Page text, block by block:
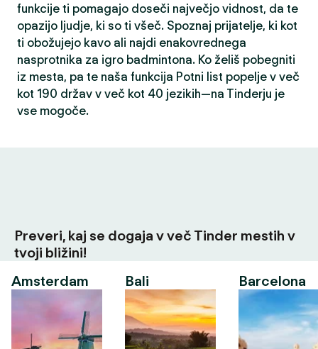
funkcije ti pomagajo doseči največjo vidnost, da te
opazijo ljudje, ki so ti všeč. Spoznaj prijatelje, ki kot
ti obožujejo kavo ali najdi enakovrednega
nasprotnika za igro badmintona. Ko želiš pobegniti
iz mesta, pa te naša funkcija Potni list popelje v več
kot 190 držav v več kot 40 jezikih—na Tinderju je
vse mogoče.
Preveri, kaj se dogaja v več Tinder mestih v
tvoji bližini!
Amsterdam
Bali Barcelona